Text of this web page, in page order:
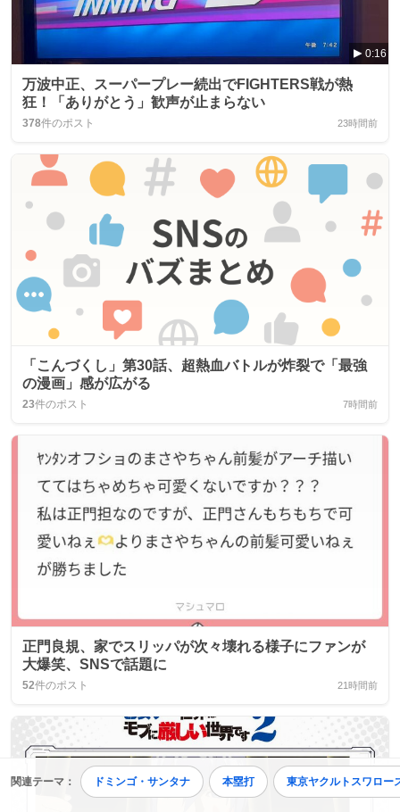
関連テーマ： ドミンゴ・サンタナ 本塁打 東京ヤクルトスワロー
0:16
万波中正、スーパープレー続出でFIGHTERS戦が熱
狂！「ありがとう」歓声が止まらない
378件のポスト 23時間前
「こんづくし」第30話、超熱血バトルが炸裂で「最強
の漫画」感が広がる
23件のポスト 7時間前
正門良規、家でスリッパが次々壊れる様子にファンが
大爆笑、SNSで話題に
52件のポスト 21時間前